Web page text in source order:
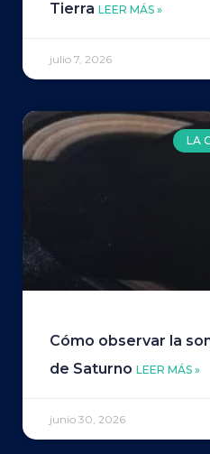
Tierra LEER MÁS »
julio 7, 2026
LA
Cómo observar la
de Saturno LEER MÁS »
junio 30, 2026